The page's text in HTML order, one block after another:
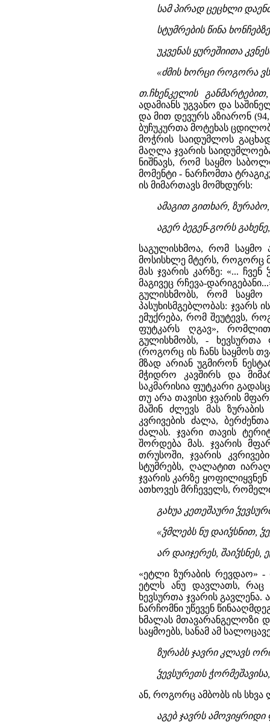
სამ პირად ცეცხლი
სტუმრების წინა
უკვენას ყურეშიითა
«ძმის ხორცი როგორა
თ.ჩხენკელის
ადამიანს უგვანო და
და მით დევურს აზიარონ (94,
ბუჩუკურთა მოტეხას
მოჭრის საიდუმლოს
მაღლა ჯვარის
ნიშნავს, რომ საყმო
მომენტი - ნარჩომთა
ის მიმართავს მომხდურს:
ამაგით გითხარ, ზურაბო,
აგერ ბეგენ-გორს
საგულისხმოა, რომ საყმო
მოსისხლე მტერს, როგორც
მას ჯვარის კარზე: «...
მაგივეც რჩევა-
გულისხმობს, რომ საყმო
პასუხისმგებლობას: ჯვარს
ემუქრება, რომ შეუტევს,
ფუტკარს ღგავ»,
გულისხმობს, - ხევსურთა
(როგორც ის ჩანს საყმოს
მზად არიან უგმირონ
მჭიდრო კავშირს და
საკმარისია ფუტკარი
თუ არა თავისი ჯვარის
მაშინ ძლევს მას
კვრივების ძალა,
ძალას. ჯვარი თავის
შორდება მას. ჯვარის
თრუსოში, ჯვარის
სტუმრებს, ღალატით
ჯვარის კარზე
ათხოვეს მრჩეველს,
გახუა კეთეშაური
«ჴმლებს ნუ დაიჴსნით,
არ დაიჯერეს,
«ეტლი ზურაბის რევდაო» -
ეტლს ანუ დავლათს, რაც
ხევსურთა ჯვარის გავლენა.
ნარჩომნი უწევენ
ხმალას მთავარანგელოზი
საყმოებს, სანამ ამ
ზურაბს ჯავრი კლავს
ჴევსურეთს
ან, როგორც ამბობს ის სხვა
აგებ ჯავრს ამოვიყრიდი